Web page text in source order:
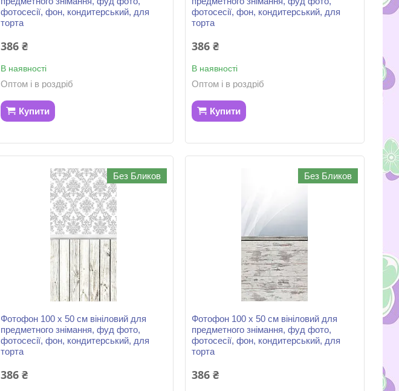
фотосесії, фон, кондитерський, для
торта
386 ₴
В наявності
Оптом і в роздріб
Купити
фотосесії, фон, кондитерський, для
торта
386 ₴
В наявності
Оптом і в роздріб
Купити
Без Бликов
Фотофон 100 х 50 см вініловий для
предметного знімання, фуд фото,
фотосесії, фон, кондитерський, для
торта
386 ₴
Без Бликов
Фотофон 100 х 50 см вініловий для
предметного знімання, фуд фото,
фотосесії, фон, кондитерський, для
торта
386 ₴